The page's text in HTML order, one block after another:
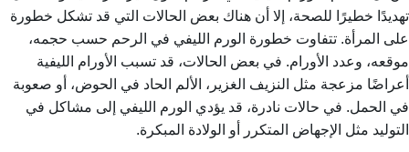
تهديدًا خطيرًا للصحة، إلا أن هناك بعض الحالات التي قد تشكل خطورة
على المرأة. تتفاوت خطورة الورم الليفي في الرحم حسب حجمه،
موقعه، وعدد الأورام. في بعض الحالات، قد تسبب الأورام الليفية
أعراضًا مزعجة مثل النزيف الغزير، الألم الحاد في الحوض، أو صعوبة
في الحمل. في حالات نادرة، قد يؤدي الورم الليفي إلى مشاكل في
التوليد مثل الإجهاض المتكرر أو الولادة المبكرة.